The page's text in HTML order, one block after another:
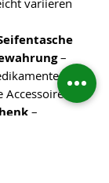
variieren
–
–